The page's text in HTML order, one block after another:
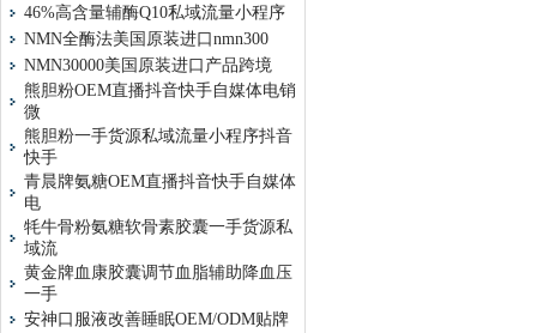
46%高含量辅酶Q10私域流量小程序
NMN全酶法美国原装进口nmn300
NMN30000美国原装进口产品跨境
熊胆粉OEM直播抖音快手自媒体电销
微
熊胆粉一手货源私域流量小程序抖音
快手
青晨牌氨糖OEM直播抖音快手自媒体
电
牦牛骨粉氨糖软骨素胶囊一手货源私
域流
黄金牌血康胶囊调节血脂辅助降血压
一手
安神口服液改善睡眠OEM/ODM贴牌